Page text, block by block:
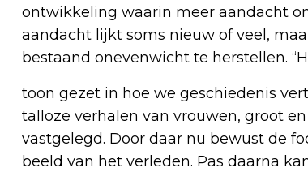
ontwikkeling waarin meer aandacht
aandacht lijkt soms nieuw of veel,
bestaand onevenwicht te herstellen.
toon gezet in hoe we geschiedenis
talloze verhalen van vrouwen, groot
vastgelegd. Door daar nu bewust de
beeld van het verleden. Pas daarna